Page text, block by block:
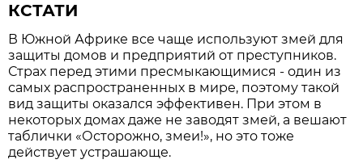
КСТАТИ
В Южной Африке все чаще используют змей для
защиты домов и предприятий от преступников.
Страх перед этими пресмыкающимися - один из
самых распространенных в мире, поэтому такой
вид защиты оказался эффективен. При этом в
некоторых домах даже не заводят змей, а вешают
таблички «Осторожно, змеи!», но это тоже
действует устрашающе.